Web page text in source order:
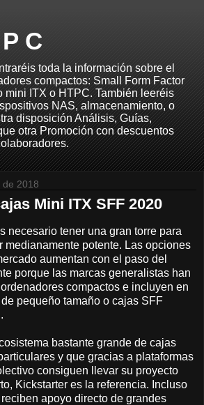
C
toda la información sobre el
compactos: Small Form Factor
mini ITX o HTPC. También leeréis
NAS, almacenamiento, o
disposición Análisis, Guías,
otra Promoción con descuentos
de 2018
Mini ITX SFF 2020
necesario tener una gran torre para
medianamente potente. Las opciones
aumentan con el paso del
porque las marcas generalistas han
compactos e incluyen en
pequeño tamaño o cajas SFF
bastante grande de cajas
y que gracias a plataformas
consiguen llevar su proyecto
Kickstarter es la referencia. Incluso
apoyo directo de grandes